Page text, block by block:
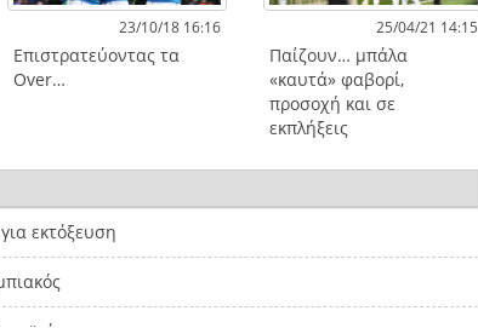
23/10/18 16:16
Επιστρατεύοντας τα
Over…
25/04/21 14:15
Παίζουν… μπάλα
«καυτά» φαβορί,
προσοχή και σε
εκπλήξεις
εκτόξευση